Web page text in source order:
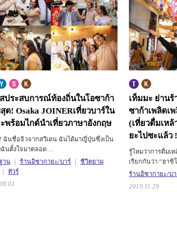
ประสบการณ์ท้องถิ่นในโอซาก้า
ด! Osaka JOINERเที่ยวบาร์ใน
พร้อมไกด์นำเที่ยวภาษาอังกฤษ
ฉันชื่อจิวจากสวีเดน ฉันได้มาญี่ปุ่นซึ่งเป็น
ฉันตั้งใจมาตลอด …
าน
ร้านอิซากายะ/บาร์
ชีวิตยาม
ทัวร์
เท็มมะ ย่าน
ซาก้าเพลิดเ
(เที่ยวดื่มเห
ยะไปซะแล้ว !
รู้ไหมว่าการดื่มเ
เรียกกันว่า “ฮาชิ
ร้านอิซากายะ/บ
2019.11.29